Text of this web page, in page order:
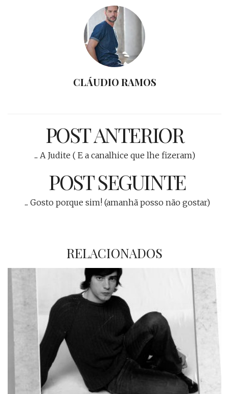
CLÁUDIO RAMOS
POST ANTERIOR
... A Judite ( E a canalhice que lhe fizeram)
POST SEGUINTE
... Gosto porque sim! (amanhã posso não gostar)
RELACIONADOS